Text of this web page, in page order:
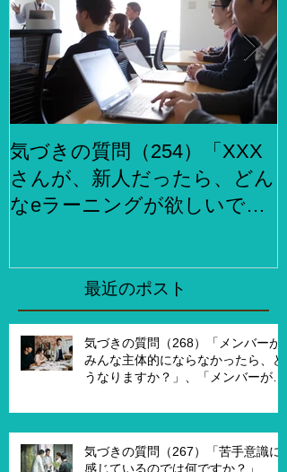
気づきの質問（254）「XXX
さんが、新人だったら、どん
なeラーニングが欲しいです
のですか？」最近のポスト
気づきの質問（268）「メンバーが
みんな主体的にならなかったら、ど
うなりますか？」、「メンバーが主
を実現したいですか？」、「XXさん
トを受ければ、主体的になります
か？」
気づきの質問（267）「苦手意識に
感じているのでは何ですか？」、